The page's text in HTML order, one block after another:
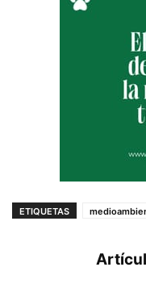
ETIQUETAS